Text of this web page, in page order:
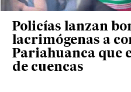
Policías lanzan
lacrimógenas a
Pariahuanca que
de cuencas